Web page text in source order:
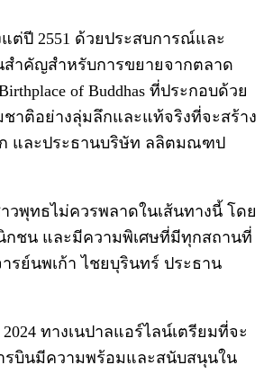
ต่ปี 2551 ด้วยประสบการณ์และ
สำคัญสำหรับการขยายจากตลาด
of Buddhas ที่ประกอบด้วย
าติอย่างลุ่มลึกและแท้จริงที่จะสร้าง
ก และประธานบริษัท ลลิตมณฑป
วพุทธไม่ควรพลาดในเส้นทางนี้ โดย
กชน และมีความพิเศษที่มีทุกสถานที่
รย์นพเก้า ไชยบุรินทร์ ประธาน
ทางเนปาลแอร์ไลน์เตรียมที่จะ
รบินมีความพร้อมและสนับสนุนใน